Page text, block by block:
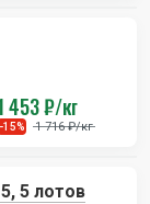
453 ₽/кг
-15% 1 716 ₽/кг
5 лотов